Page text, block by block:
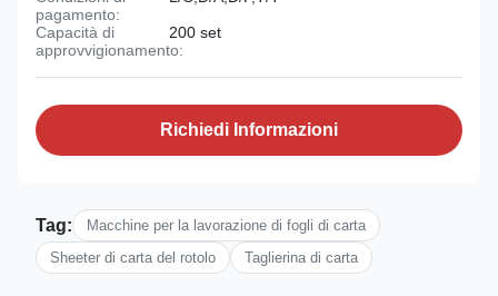
pagamento:
Capacità di
approvvigionamento:
200 set
Richiedi Informazioni
Tag:
Macchine per la lavorazione di fogli di carta
Sheeter di carta del rotolo
Taglierina di carta